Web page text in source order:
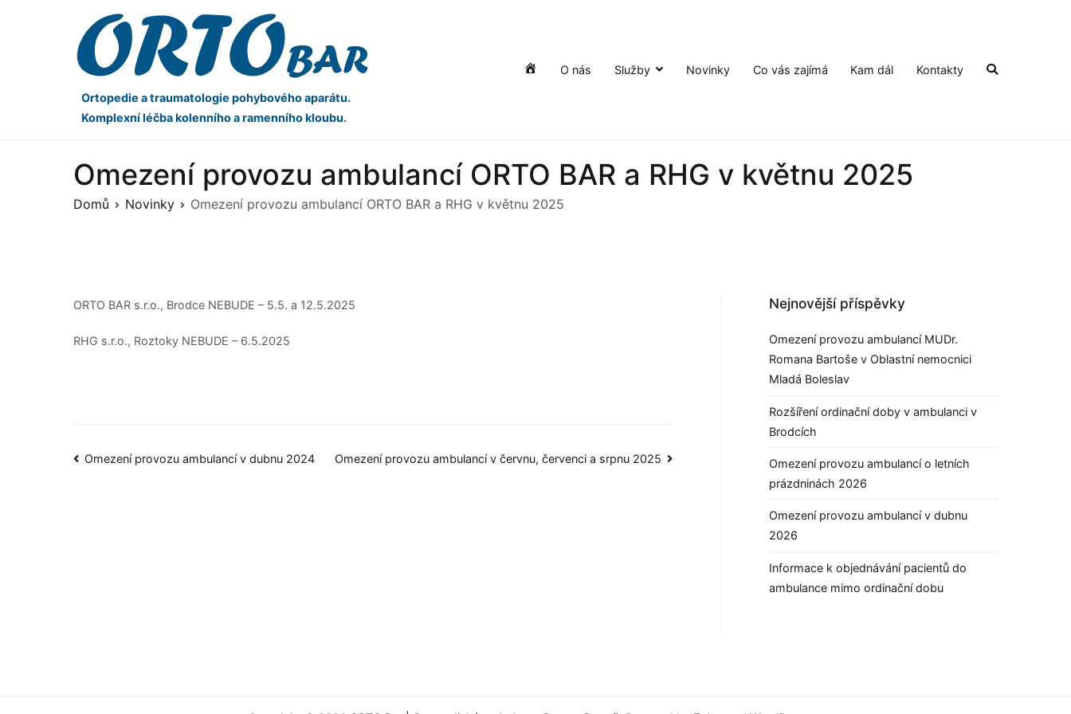
Ortopedie a traumatologie pohybového aparátu.
Komplexní léčba kolenního a ramenního kloubu.
Úvod O nás Služby Novinky Co vás zajímá Kam dál Kontakty
Omezení provozu ambulancí ORTO BAR a RHG v květnu 2025
Domů Novinky Omezení provozu ambulancí ORTO BAR a RHG v květnu 2025
ORTO BAR s.r.o., Brodce NEBUDE – 5.5. a 12.5.2025
RHG s.r.o., Roztoky NEBUDE – 6.5.2025
Omezení provozu ambulancí v dubnu 2024 Omezení provozu ambulancí v červnu, červenci a srpnu 2025
Nejnovější příspěvky
Omezení provozu ambulancí MUDr.
Romana Bartoše v Oblastní nemocnici
Mladá Boleslav
Rozšíření ordinační doby v ambulanci v
Brodcích
Omezení provozu ambulancí o letních
prázdninách 2026
Omezení provozu ambulancí v dubnu
2026
Informace k objednávání pacientů do
ambulance mimo ordinační dobu